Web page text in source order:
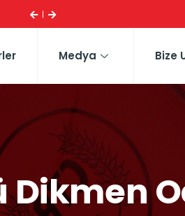
CTP HEYETI, TRAFIK EĞITIM
Medya Bize